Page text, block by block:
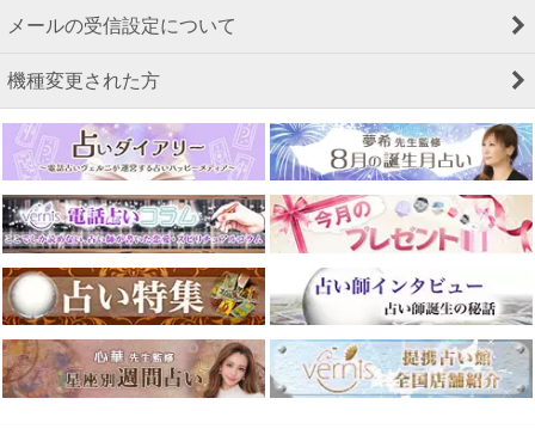
メールの受信設定について
機種変更された方